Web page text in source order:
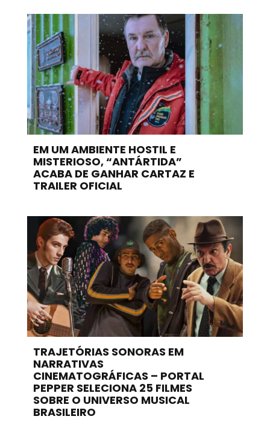
EM UM AMBIENTE HOSTIL E
MISTERIOSO, “ANTÁRTIDA”
ACABA DE GANHAR CARTAZ E
TRAILER OFICIAL
TRAJETÓRIAS SONORAS EM
NARRATIVAS
CINEMATOGRÁFICAS – PORTAL
PEPPER SELECIONA 25 FILMES
SOBRE O UNIVERSO MUSICAL
BRASILEIRO